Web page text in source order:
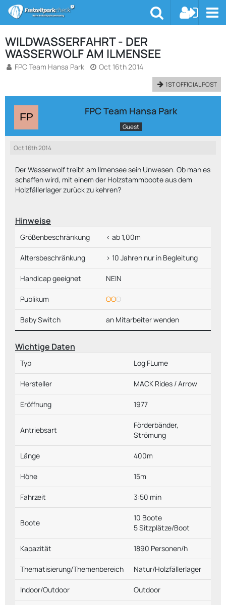
WILDWASSERFAHRT - DER
WASSERWOLF AM ILMENSEE
FPC Team Hansa Park Oct 16th 2014
1ST OFFICIAL POST
FPC Team Hansa Park
Guest
Oct 16th 2014
Der Wasserwolf treibt am Ilmensee sein Unwesen. Ob man es
schaffen wird, mit einem der Holzstammboote aus dem
Holzfällerlager zurück zu kehren?
Hinweise
Größenbeschränkung < ab 1,00m
Altersbeschränkung > 10 Jahren nur in Begleitung
Handicap geeignet NEIN
Publikum OOO
Baby Switch an Mitarbeiter wenden
Wichtige Daten
Typ Log FLume
Hersteller MACK Rides / Arrow
Eröffnung 1977
Antriebsart
Förderbänder,
Strömung
Länge 400m
Höhe 15m
Fahrzeit 3:50 min
Boote
10 Boote
5 Sitzplätze/Boot
Kapazität 1890 Personen/h
Thematisierung/Themenbereich Natur/Holzfällerlager
Indoor/Outdoor Outdoor